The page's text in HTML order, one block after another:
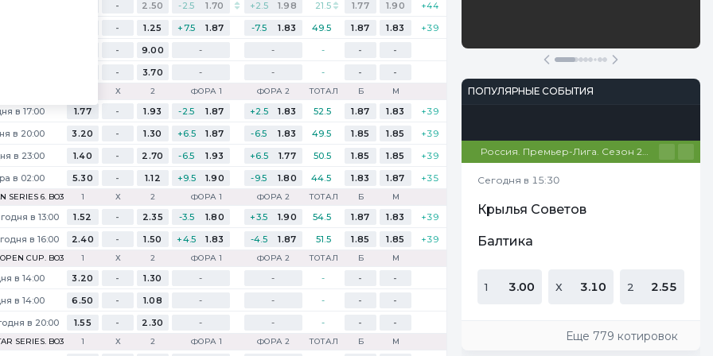
- 2.50 -2.5 1.70 +2.5 1.98 21.5 1.77 1.90
+44
- 1.25 +7.5 1.87 -7.5 1.83 49.5 1.87 1.83
+39
- 9.00 - - - -
-
- 3.70 - - - - -
Х 2 ФОРА 1 ФОРА 2 ТОТАЛ Б М
в 17:00 1.77 - 1.93 -2.5 1.87 +2.5 1.83 52.5 1.87 1.83
+39
в 20:00 3.20 - 1.30 +6.5 1.87 -6.5 1.83 49.5 1.85 1.85
+39
в 23:00 1.40 - 2.70 -6.5 1.93 +6.5 1.77 50.5 1.85 1.85
+39
в 02:00 5.30 - 1.12 +9.5 1.90 -9.5 1.80 44.5 1.83 1.87 +35
SERIES 6. BO3 1 Х 2 ФОРА 1 ФОРА 2 ТОТАЛ Б М
в 13:00 1.52 - 2.35 -3.5 1.80 +3.5 1.90 54.5 1.87 1.83
+39
в 16:00 2.40 - 1.50 +4.5 1.83 -4.5 1.87 51.5 1.85 1.85 +39
CUP. BO3 1 Х 2 ФОРА 1 ФОРА 2 ТОТАЛ Б М
в 14:00 3.20 - 1.30 - - - -
-
в 14:00 6.50 - 1.08 - - - -
-
в 20:00 1.55 - 2.30 - - - - -
SERIES. BO3 1 Х 2 ФОРА 1 ФОРА 2 ТОТАЛ Б М
ПОПУЛЯРНЫЕ СОБЫТИЯ
Россия. Премьер-Лига. Сезон 26/27
Сегодня в 15:30
Крылья Советов
Балтика
1 3.00 Х 3.10 2 2.55
Еще 779 котировок
за карту